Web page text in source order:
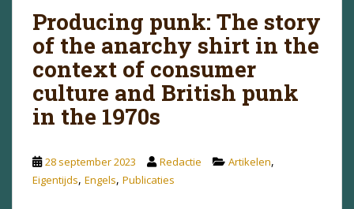
Producing punk: The story
of the anarchy shirt in the
context of consumer
culture and British punk
in the 1970s
28 september 2023 Redactie Artikelen,
Eigentijds, Engels, Publicaties